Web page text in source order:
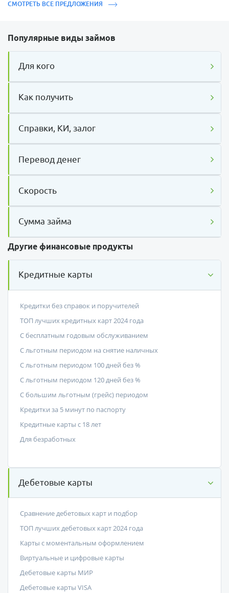
СМОТРЕТЬ ВСЕ ПРЕДЛОЖЕНИЯ
Популярные виды займов
Для кого
Как получить
Справки, КИ, залог
Перевод денег
Скорость
Сумма займа
Другие финансовые продукты
Кредитные карты
Кредитки без справок и поручителей
ТОП лучших кредитных карт 2024 года
С бесплатным годовым обслуживанием
С льготным периодом на снятие наличных
С льготным периодом 100 дней без %
С льготным периодом 120 дней без %
С большим льготным (грейс) периодом
Кредитки за 5 минут по паспорту
Кредитные карты с 18 лет
Для безработных
Дебетовые карты
Сравнение дебетовых карт и подбор
ТОП лучших дебетовых карт 2024 года
Карты с моментальным оформлением
Виртуальные и цифровые карты
Дебетовые карты МИР
Дебетовые карты VISA